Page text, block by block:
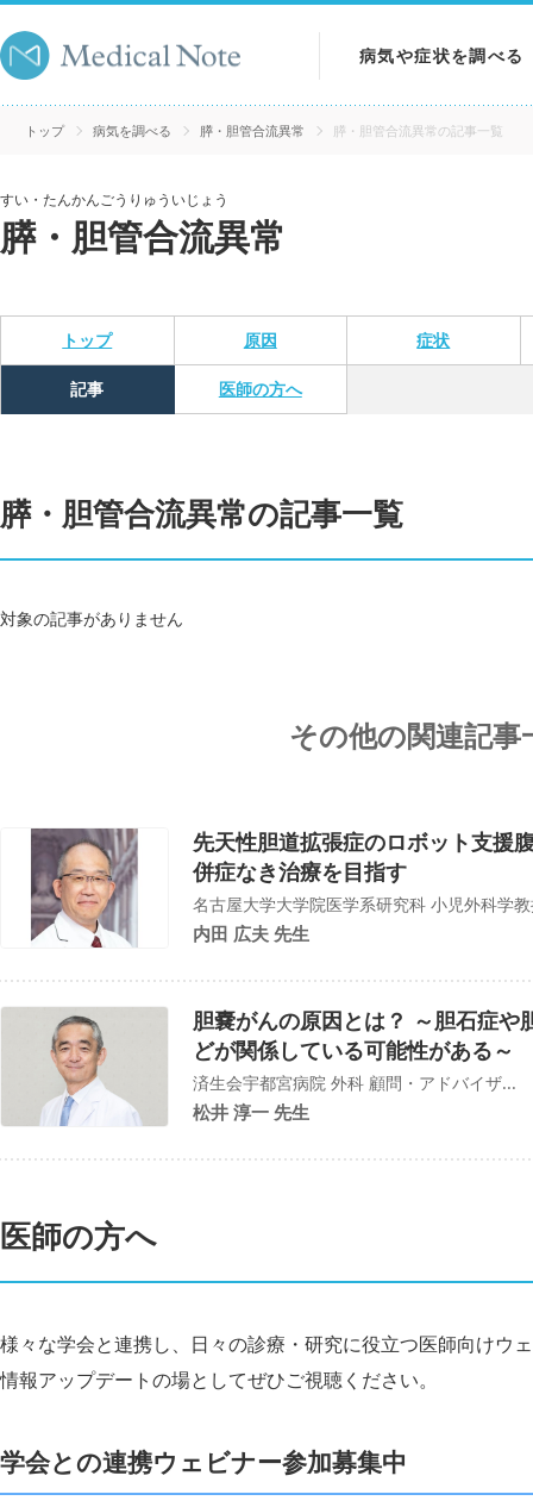
病気や症状を調べる
病気を調べる
トップ 病気を調べる 膵・胆管合流異常 膵・胆管合流異常の記事一覧
すい・たんかんごうりゅういじょう
膵・胆管合流異常
トップ 原因 症状
記事 医師の方へ
膵・胆管合流異常の記事一覧
対象の記事がありません
その他の関連記事
先天性胆道拡張症のロボット支
併症なき治療を目指す
名古屋大学大学院医学系研究科 小児外科学
内田 広夫 先生
胆嚢がんの原因とは？ ～胆石症
どが関係している可能性がある～
済生会宇都宮病院 外科 顧問・アドバイザ...
松井 淳一 先生
医師の方へ
様々な学会と連携し、日々の診療・研究に役立つ医師向けウ
情報アップデートの場としてぜひご視聴ください。
学会との連携ウェビナー参加募集中